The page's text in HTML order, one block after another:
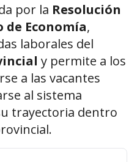
por la Resolución
de Economía,
laborales del
y permite a los
a las vacantes
al sistema
trayectoria dentro